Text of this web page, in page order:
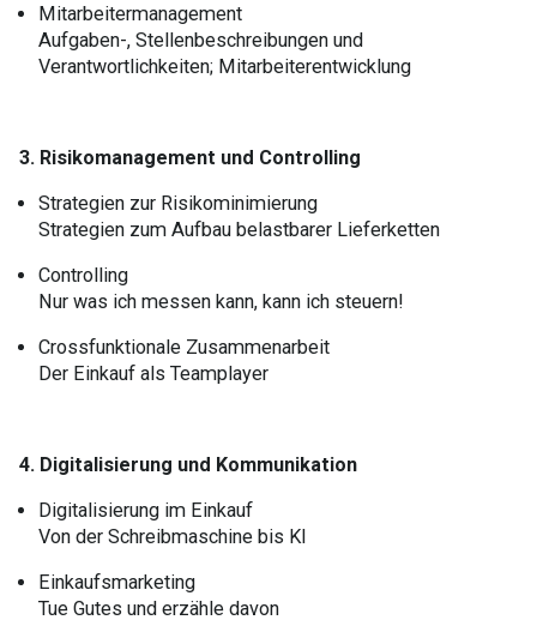
Mitarbeitermanagement
Aufgaben-, Stellenbeschreibungen und
Verantwortlichkeiten; Mitarbeiterentwicklung
3. Risikomanagement und Controlling
Strategien zur Risikominimierung
Strategien zum Aufbau belastbarer Lieferketten
Controlling
Nur was ich messen kann, kann ich steuern!
Crossfunktionale Zusammenarbeit
Der Einkauf als Teamplayer
4. Digitalisierung und Kommunikation
Digitalisierung im Einkauf
Von der Schreibmaschine bis KI
Einkaufsmarketing
Tue Gutes und erzähle davon